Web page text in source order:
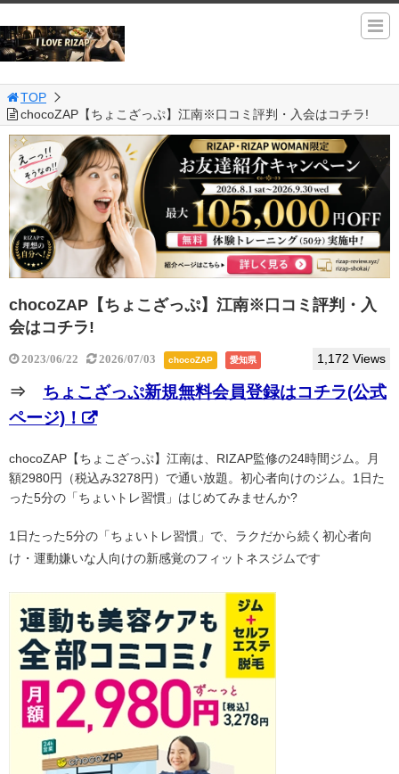
TOP
chocoZAP【ちょこざっぷ】江南※口コミ評判・入会はコチラ!
chocoZAP【ちょこざっぷ】江南※口コミ評判・入
会はコチラ!
2023/06/22 2026/07/03 chocoZAP 愛知県 1,172 Views
⇒ ちょこざっぷ新規無料会員登録はコチラ(公式
ページ)！
chocoZAP【ちょこざっぷ】江南は、RIZAP監修の24時間ジム。月
額2980円（税込み3278円）で通い放題。初心者向けのジム。1日た
った5分の「ちょいトレ習慣」はじめてみませんか?
1日たった5分の「ちょいトレ習慣」で、ラクだから続く初心者向
け・運動嫌いな人向けの新感覚のフィットネスジムです